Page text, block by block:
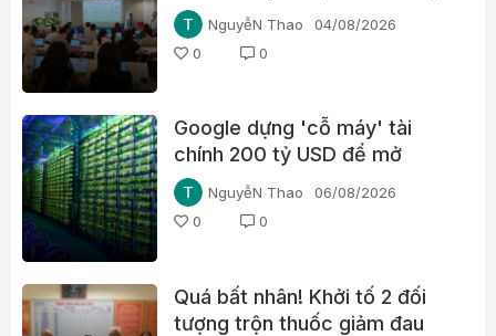
mỗi tháng
NguyễN Thao
04/08/2026
0
0
Google dựng 'cỗ máy' tài
chính 200 tỷ USD để mở
đường cho chip AI, thách
thức Nvidia
NguyễN Thao
06/08/2026
0
0
Quá bất nhân! Khởi tố 2 đối
tượng trộn thuốc giảm đau